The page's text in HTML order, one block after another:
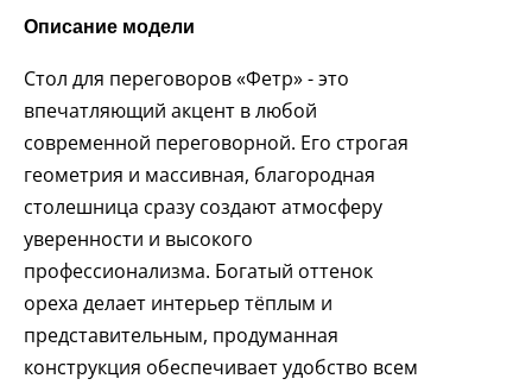
Описание модели
Стол для переговоров «Фетр» - это
впечатляющий акцент в любой
современной переговорной. Его строгая
геометрия и массивная, благородная
столешница сразу создают атмосферу
уверенности и высокого
профессионализма. Богатый оттенок
ореха делает интерьер тёплым и
представительным, продуманная
конструкция обеспечивает удобство всем